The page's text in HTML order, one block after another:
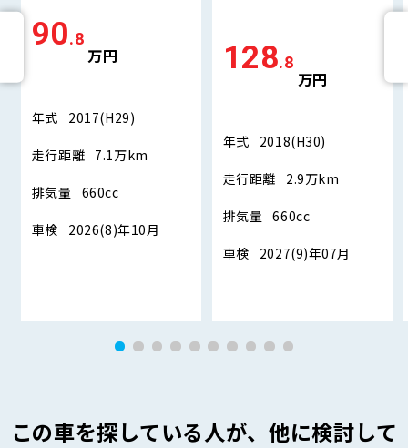
90.8
万円
年式 2017(H29)
走行距離 7.1万km
排気量 660cc
車検 2026(8)年10月
128.8
万円
年式 2018(H30)
走行距離 2.9万km
排気量 660cc
車検 2027(9)年07月
この車を探している人が、他に検討して